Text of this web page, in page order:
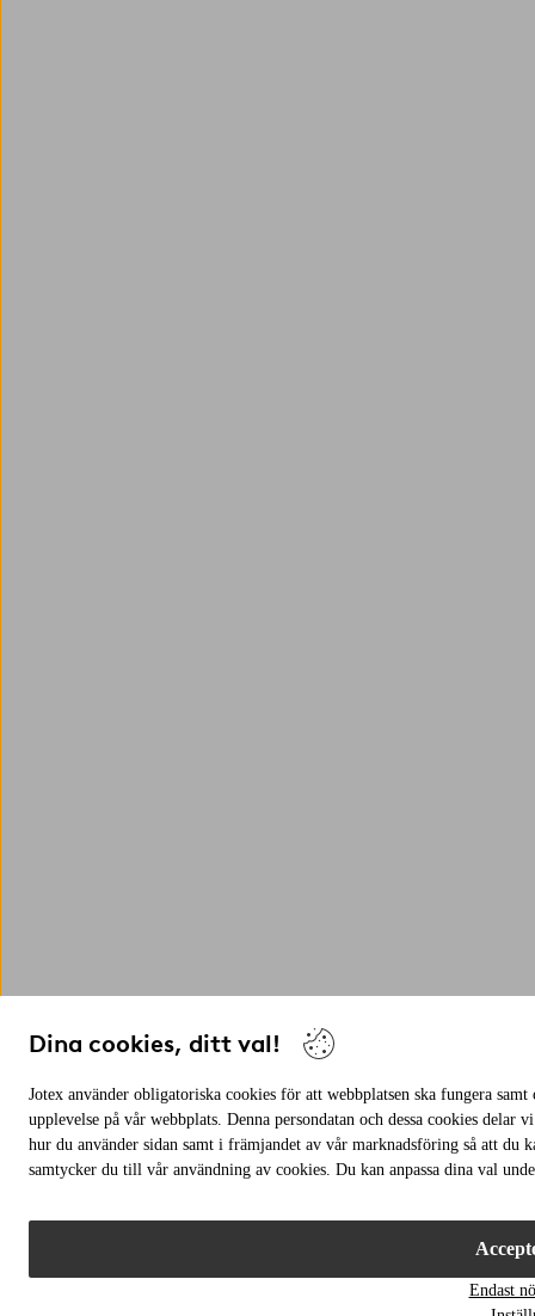
Dina cookies, ditt val!
Jotex använder obligatoriska cookies för att webbplatsen ska fungera
upplevelse på vår webbplats. Denna persondatan och dessa cookies
hur du använder sidan samt i främjandet av vår marknadsföring så att du
samtycker du till vår användning av cookies. Du kan anpassa dina val
Endast